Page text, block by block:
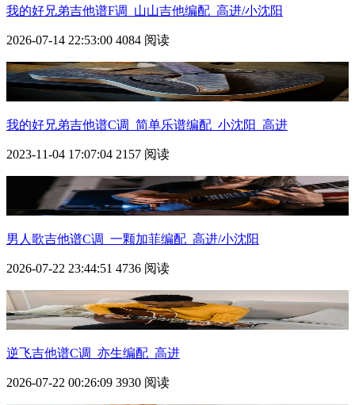
我的好兄弟吉他谱F调_山山吉他编配_高进/小沈阳
2026-07-14 22:53:00 4084 阅读
我的好兄弟吉他谱C调_简单乐谱编配_小沈阳_高进
2023-11-04 17:07:04 2157 阅读
男人歌吉他谱C调_一颗加菲编配_高进/小沈阳
2026-07-22 23:44:51 4736 阅读
逆飞吉他谱C调_亦生编配_高进
2026-07-22 00:26:09 3930 阅读